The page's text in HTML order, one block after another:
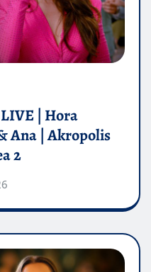
| Hora
Ana | Akropolis
2